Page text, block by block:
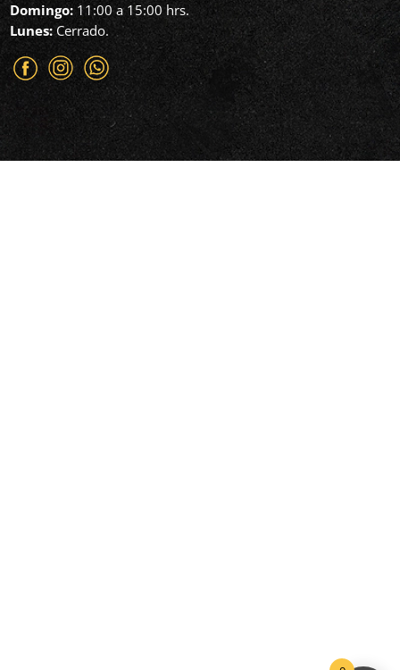
Domingo: 11:00 a 15:00 hrs.
Lunes: Cerrado.